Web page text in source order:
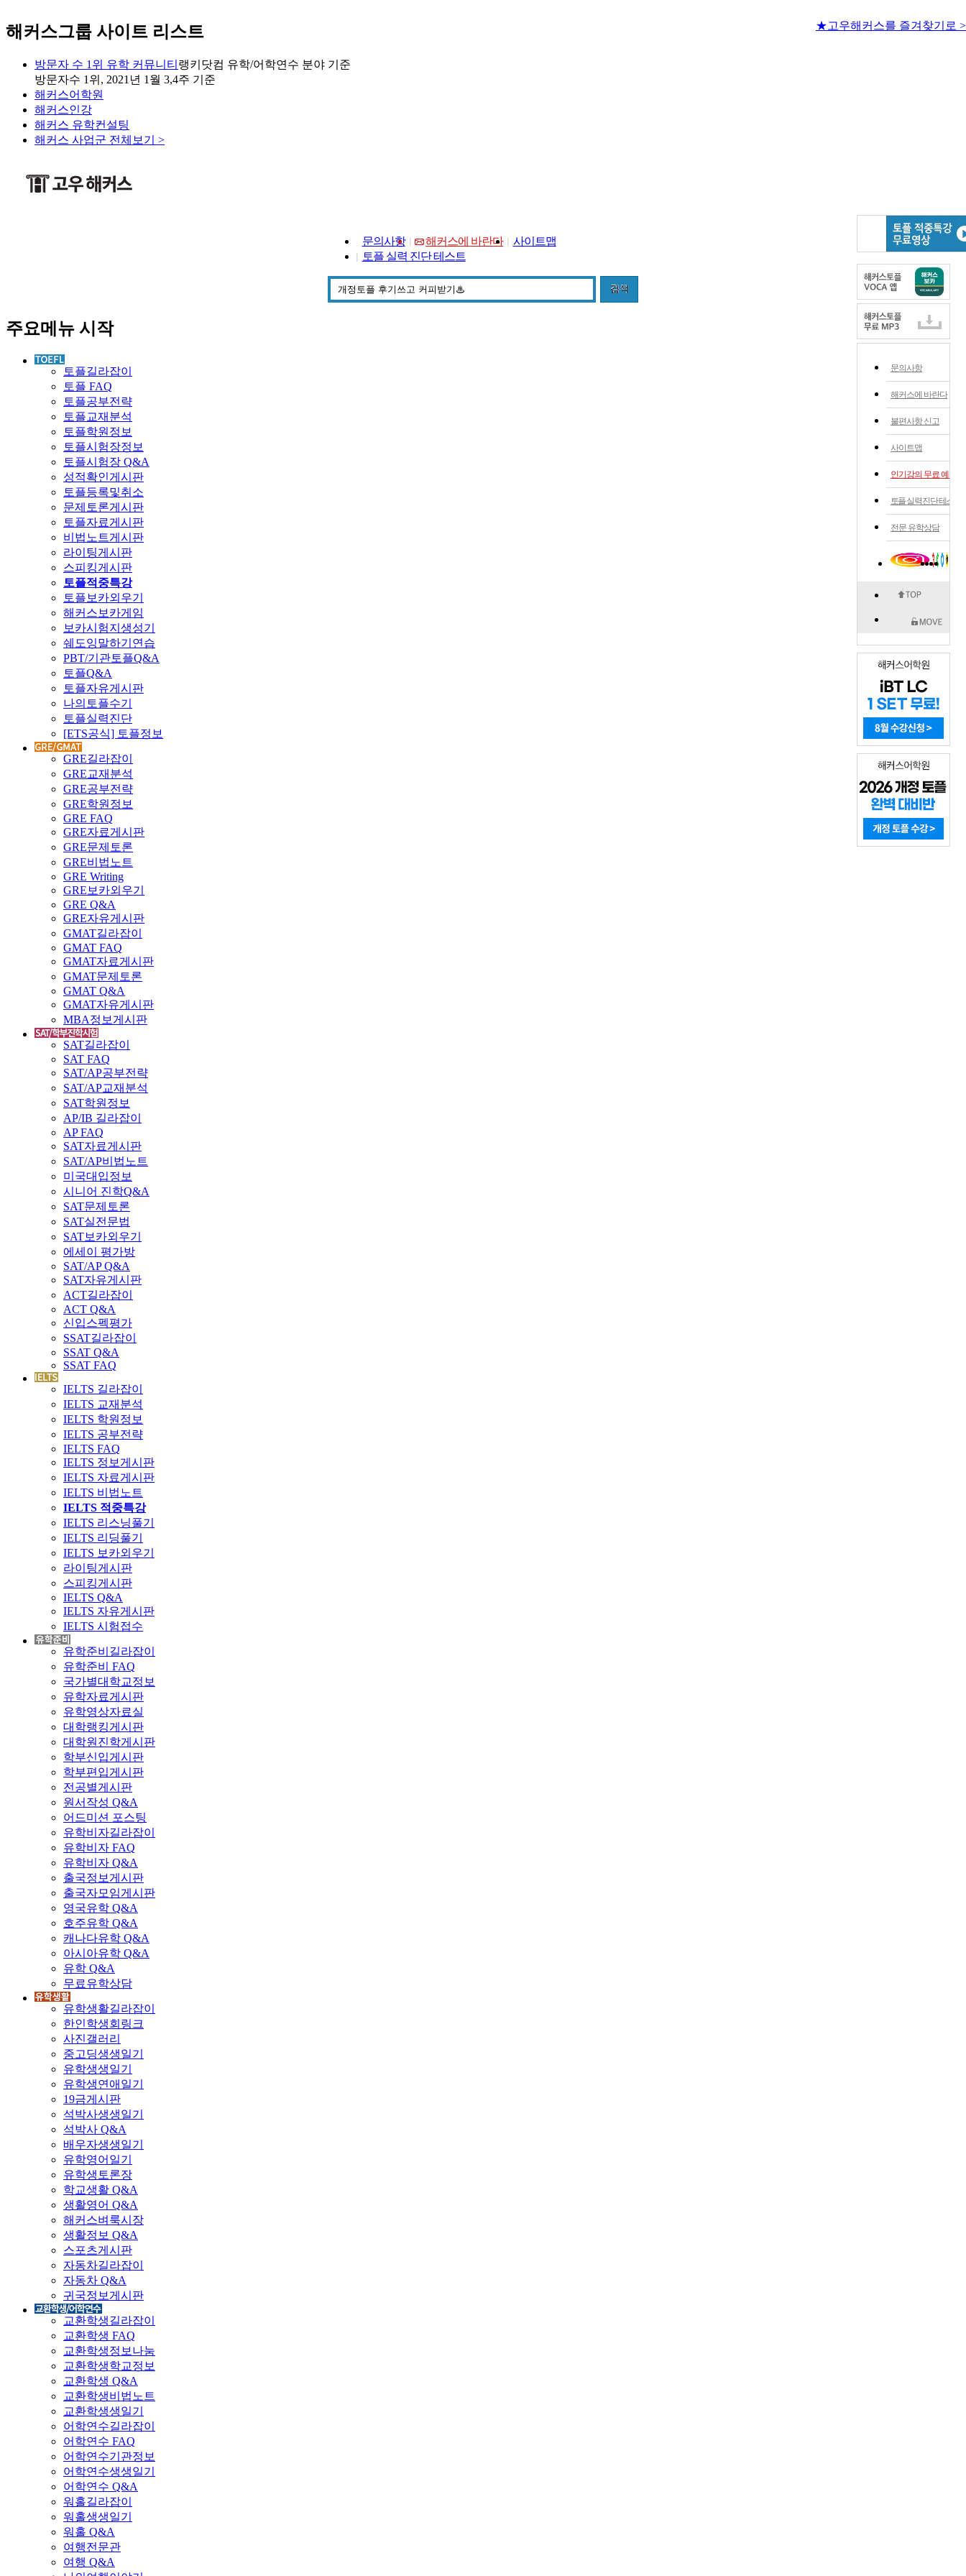
해커스그룹 사이트 리스트
방문자 수 1위 유학 커뮤니티 랭키닷컴 유학/어학연수 분야 기준
방문자수 1위, 2021년 1월 3,4주 기준
해커스어학원
해커스인강
해커스 유학컨설팅
해커스 사업군 전체보기 >
문의사항 해커스에 바란다
사이트맵
토플 실력 진단 테스트
★고우해커스를 즐겨찾기로 >
검색
주요메뉴 시작
토플길라잡이
토플 FAQ
토플공부전략
토플교재분석
토플학원정보
토플시험장정보
토플시험장 Q&A
성적확인게시판
토플등록및취소
문제토론게시판
토플자료게시판
비법노트게시판
라이팅게시판
스피킹게시판
토플적중특강
토플보카외우기
해커스보카게임
보카시험지생성기
쉐도잉말하기연습
PBT/기관토플Q&A
토플Q&A
토플자유게시판
나의토플수기
토플실력진단
[ETS공식] 토플정보
GRE길라잡이
GRE교재분석
GRE공부전략
GRE학원정보
GRE FAQ
GRE자료게시판
GRE문제토론
GRE비법노트
GRE Writing
GRE보카외우기
GRE Q&A
GRE자유게시판
GMAT길라잡이
GMAT FAQ
GMAT자료게시판
GMAT문제토론
GMAT Q&A
GMAT자유게시판
MBA정보게시판
SAT길라잡이
SAT FAQ
SAT/AP공부전략
SAT/AP교재분석
SAT학원정보
AP/IB 길라잡이
AP FAQ
SAT자료게시판
SAT/AP비법노트
미국대입정보
시니어 진학Q&A
SAT문제토론
SAT실전문법
SAT보카외우기
에세이 평가방
SAT/AP Q&A
SAT자유게시판
ACT길라잡이
ACT Q&A
신입스펙평가
SSAT길라잡이
SSAT Q&A
SSAT FAQ
IELTS 길라잡이
IELTS 교재분석
IELTS 학원정보
IELTS 공부전략
IELTS FAQ
IELTS 정보게시판
IELTS 자료게시판
IELTS 비법노트
IELTS 적중특강
IELTS 리스닝풀기
IELTS 리딩풀기
IELTS 보카외우기
라이팅게시판
스피킹게시판
IELTS Q&A
IELTS 자유게시판
IELTS 시험접수
유학준비길라잡이
유학준비 FAQ
국가별대학교정보
유학자료게시판
유학영상자료실
대학랭킹게시판
대학원진학게시판
학부신입게시판
학부편입게시판
전공별게시판
원서작성 Q&A
어드미션 포스팅
유학비자길라잡이
유학비자 FAQ
유학비자 Q&A
출국정보게시판
출국자모임게시판
영국유학 Q&A
호주유학 Q&A
캐나다유학 Q&A
아시아유학 Q&A
유학 Q&A
무료유학상담
유학생활길라잡이
한인학생회링크
사진갤러리
중고딩생생일기
유학생생일기
유학생연애일기
19금게시판
석박사생생일기
석박사 Q&A
배우자생생일기
유학영어일기
유학생토론장
학교생활 Q&A
생활영어 Q&A
해커스벼룩시장
생활정보 Q&A
스포츠게시판
자동차길라잡이
자동차 Q&A
귀국정보게시판
교환학생길라잡이
교환학생 FAQ
교환학생정보나눔
교환학생학교정보
교환학생 Q&A
교환학생비법노트
교환학생생일기
어학연수길라잡이
어학연수 FAQ
어학연수기관정보
어학연수생생일기
어학연수 Q&A
워홀길라잡이
워홀생생일기
워홀 Q&A
여행전문관
여행 Q&A
문의사항
해커스에 바란다
불편사항 신고
사이트맵
인기강의 무료 예약
토플 실력 진단 테스트
전문 유학상담